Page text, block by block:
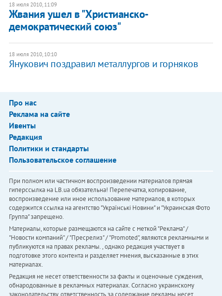
18 июля 2010, 11:09
Жвания ушел в "Христианско-
демократический союз"
18 июля 2010, 10:10
Янукович поздравил металлургов и горняков
Про нас
Реклама на сайте
Ивенты
Редакция
Политики и стандарты
Пользовательское соглашение
При полном или частичном воспроизведении материалов прямая
гиперссылка на LB.ua обязательна! Перепечатка, копирование,
воспроизведение или иное использование материалов, в которых
содержится ссылка на агентство "Українськi Новини" и "Украинская Фото
Группа" запрещено.
Материалы, которые размещаются на сайте с меткой "Реклама" /
"Новости компаний" / "Пресрелиз" / "Promoted", являются рекламными и
публикуются на правах рекламы. , однако редакция участвует в
подготовке этого контента и разделяет мнения, высказанные в этих
материалах.
Редакция не несет ответственности за факты и оценочные суждения,
обнародованные в рекламных материалах. Согласно украинскому
законодательству, ответственность за содержание рекламы несет